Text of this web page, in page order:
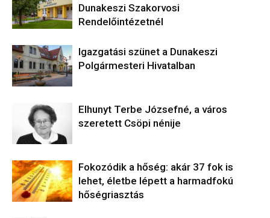
Dunakeszi Szakorvosi
Rendelőintézetnél
Igazgatási szünet a Dunakeszi
Polgármesteri Hivatalban
Elhunyt Terbe Józsefné, a város
szeretett Csöpi nénije
Fokozódik a hőség: akár 37 fok is
lehet, életbe lépett a harmadfokú
hőségriasztás